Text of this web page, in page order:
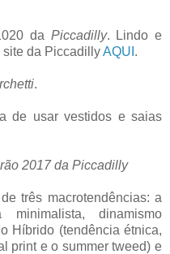
da Piccadilly. Lindo e
site da PiccadillyAQUI .
.
de usar vestidos e saias
2017 da Piccadilly
três macrotendências: a
minimalista, dinamismo
Híbrido (tendência étnica,
print e o summer tweed) e